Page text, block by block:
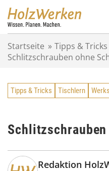
Startseite » Tipps & Tricks
Schlitzschrauben ohne
Tipps & Tricks Tischlern
Schlitzschrauben
Redaktion